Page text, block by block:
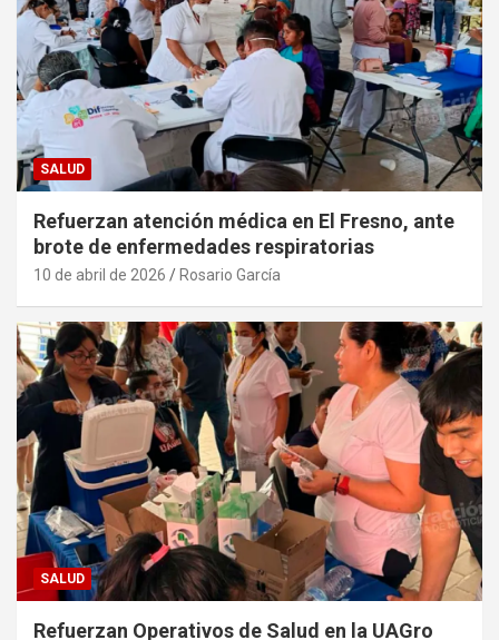
SALUD
Refuerzan atención médica en El Fresno, ante
brote de enfermedades respiratorias
10 de abril de 2026 Rosario García
SALUD
Refuerzan Operativos de Salud en la UAGro